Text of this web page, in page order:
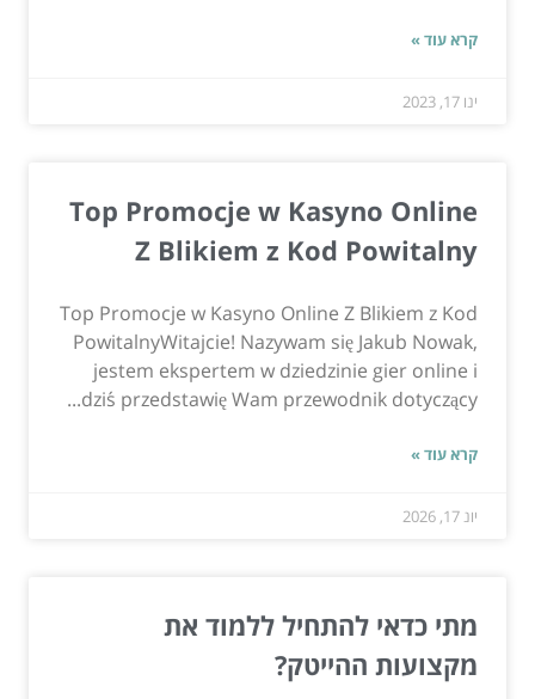
קרא עוד »
ינו 17, 2023
Top Promocje w Kasyno Online
Z Blikiem z Kod Powitalny
Top Promocje w Kasyno Online Z Blikiem z Kod
PowitalnyWitajcie! Nazywam się Jakub Nowak,
jestem ekspertem w dziedzinie gier online i
dziś przedstawię Wam przewodnik dotyczący...
קרא עוד »
יונ 17, 2026
מתי כדאי להתחיל ללמוד את
מקצועות ההייטק?